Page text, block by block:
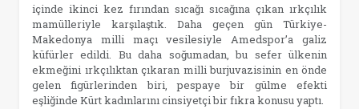
içinde ikinci kez fırından sıcağı sıcağına çıkan ırkçılık
mamülleriyle karşılaştık. Daha geçen gün Türkiye-
Makedonya milli maçı vesilesiyle Amedspor’a galiz
küfürler edildi. Bu daha soğumadan, bu sefer ülkenin
ekmeğini ırkçılıktan çıkaran milli burjuvazisinin en önde
gelen figürlerinden biri, pespaye bir gülme efekti
eşliğinde Kürt kadınlarını cinsiyetçi bir fıkra konusu yaptı.